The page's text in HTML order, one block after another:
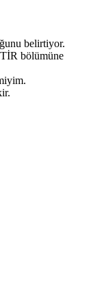
belirtiyor.
bölümüne